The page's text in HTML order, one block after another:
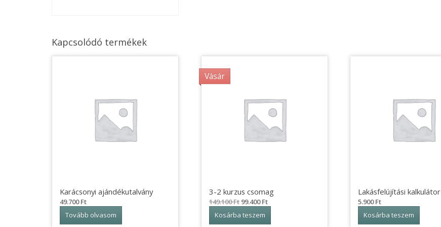
Kapcsolódó termékek
Karácsonyi ajándékutalvány
49.700Ft
Tovább olvasom
Vásár
3-2 kurzus csomag
149.100Ft Original
was:
99.400FtCurrent
Kosárba teszem
Lakásfelújítási kalkulátor
5.900Ft
Kosárba teszem